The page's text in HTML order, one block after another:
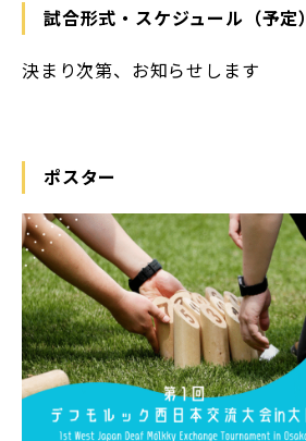
試合形式・スケジュール（予定）
決まり次第、お知らせします
ポスター